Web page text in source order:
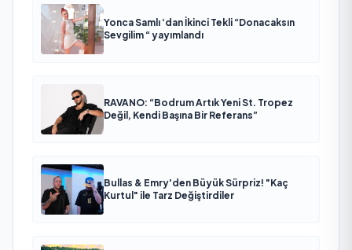
Yonca Samlı ‘dan İkinci Tekli “Donacaksın
Sevgilim “ yayımlandı
RAVANO: “Bodrum Artık Yeni St. Tropez
Değil, Kendi Başına Bir Referans”
Bullas & Emry'den Büyük Sürpriz! "Kaç
Kurtul" ile Tarz Değiştirdiler